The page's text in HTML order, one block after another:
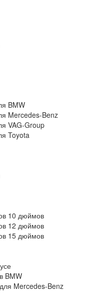
BMW
Mercedes-Benz
VAG-Group
Toyota
10 дюймов
12 дюймов
15 дюймов
BMW
Mercedes-Benz